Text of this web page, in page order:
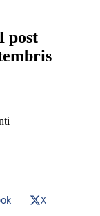
post
X